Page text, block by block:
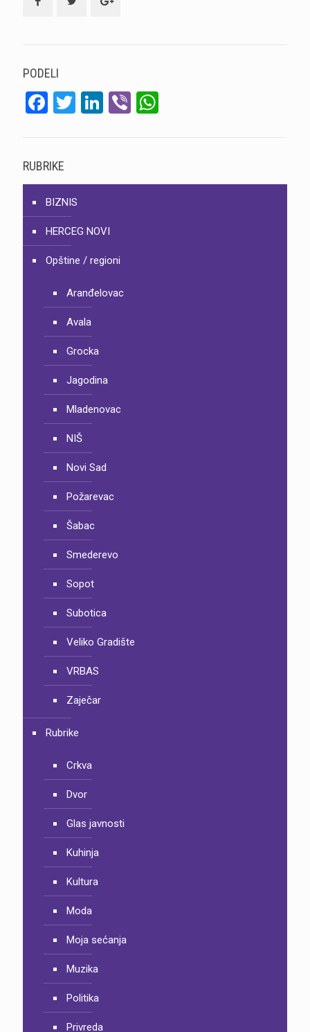
PODELI
Facebook
Twitter
LinkedIn
Viber
RUBRIKE
BIZNIS
HERCEG NOVI
Opštine / regioni
Aranđelovac
Avala
Grocka
Jagodina
Mladenovac
NIŠ
Novi Sad
Požarevac
Šabac
Smederevo
Sopot
Subotica
Veliko Gradište
VRBAS
Zaječar
Rubrike
Crkva
Dvor
Glas javnosti
Kuhinja
Kultura
Moda
Moja sećanja
Muzika
Politika
Privreda